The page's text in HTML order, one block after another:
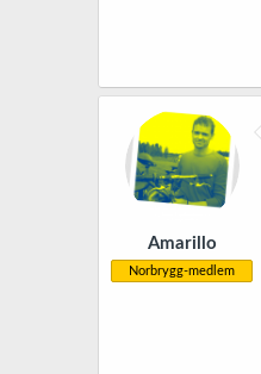
Amarillo
Norbrygg-medlem